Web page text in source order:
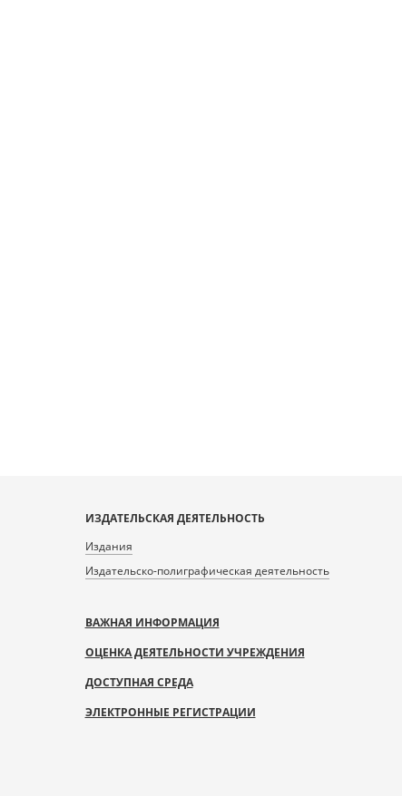
ИЗДАТЕЛЬСКАЯ ДЕЯТЕЛЬНОСТЬ
Издания
Издательско-полиграфическая деятельность
ВАЖНАЯ ИНФОРМАЦИЯ
ОЦЕНКА ДЕЯТЕЛЬНОСТИ УЧРЕЖДЕНИЯ
ДОСТУПНАЯ СРЕДА
ЭЛЕКТРОННЫЕ РЕГИСТРАЦИИ